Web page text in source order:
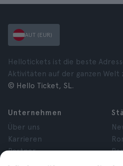
AUT (EUR)
Hellotickets ist die beste
Aktivitäten auf der ganzen Welt
© Hello Ticket, SL.
Unternehmen
Über uns
Karrieren
Partner